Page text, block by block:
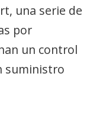
una serie de
por
un control
suministro